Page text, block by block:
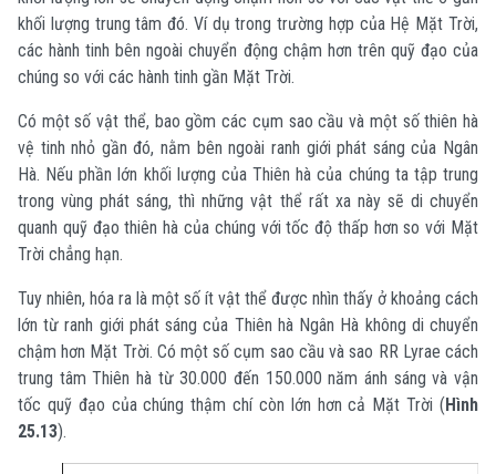
khối lượng trung tâm đó. Ví dụ trong trường hợp của Hệ Mặt Trời,
các hành tinh bên ngoài chuyển động chậm hơn trên quỹ đạo của
chúng so với các hành tinh gần Mặt Trời.
Có một số vật thể, bao gồm các cụm sao cầu và một số thiên hà
vệ tinh nhỏ gần đó, nằm bên ngoài ranh giới phát sáng của Ngân
Hà. Nếu phần lớn khối lượng của Thiên hà của chúng ta tập trung
trong vùng phát sáng, thì những vật thể rất xa này sẽ di chuyển
quanh quỹ đạo thiên hà của chúng với tốc độ thấp hơn so với Mặt
Trời chẳng hạn.
Tuy nhiên, hóa ra là một số ít vật thể được nhìn thấy ở khoảng cách
lớn từ ranh giới phát sáng của Thiên hà Ngân Hà không di chuyển
chậm hơn Mặt Trời. Có một số cụm sao cầu và sao RR Lyrae cách
trung tâm Thiên hà từ 30.000 đến 150.000 năm ánh sáng và vận
tốc quỹ đạo của chúng thậm chí còn lớn hơn cả Mặt Trời ( Hình
25.13).